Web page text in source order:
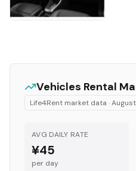
Vehicles Rental
Life4Rent market data ·
AVG DAILY RATE
¥45
per day